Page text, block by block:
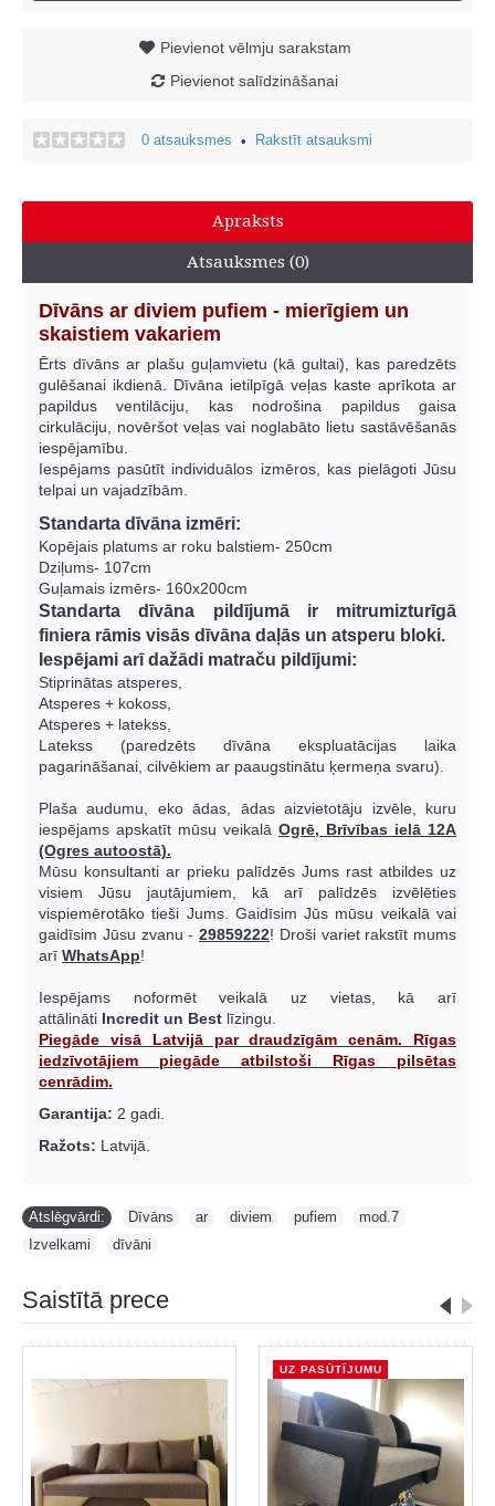
Pievienot vēlmju sarakstam
Pievienot salīdzināšanai
0 atsauksmes • Rakstīt atsauksmi
Apraksts
Atsauksmes (0)
Dīvāns ar diviem pufiem - mierīgiem un
skaistiem vakariem
Ērts dīvāns ar plašu guļamvietu (kā gultai), kas paredzēts
gulēšanai ikdienā. Dīvāna ietilpīgā veļas kaste aprīkota ar
papildus ventilāciju, kas nodrošina papildus gaisa
cirkulāciju, novēršot veļas vai noglabāto lietu sastāvēšanās
iespējamību.
Iespējams pasūtīt individuālos izmēros, kas pielāgoti Jūsu
telpai un vajadzībām.
Standarta dīvāna izmēri:
Kopējais platums ar roku balstiem- 250cm
Dziļums- 107cm
Guļamais izmērs- 160x200cm
Standarta dīvāna pildījumā ir mitrumizturīgā
finiera rāmis visās dīvāna daļās un atsperu bloki.
Iespējami arī dažādi matraču pildījumi:
Stiprinātas atsperes,
Atsperes + kokoss,
Atsperes + latekss,
Latekss (paredzēts dīvāna ekspluatācijas laika
pagarināšanai, cilvēkiem ar paaugstinātu ķermeņa svaru).
Plaša audumu, eko ādas, ādas aizvietotāju izvēle, kuru
iespējams apskatīt mūsu veikalā Ogrē, Brīvības ielā 12A
(Ogres autoostā).
Mūsu konsultanti ar prieku palīdzēs Jums rast atbildes uz
visiem Jūsu jautājumiem, kā arī palīdzēs izvēlēties
vispiemērotāko tieši Jums. Gaidīsim Jūs mūsu veikalā vai
gaidīsim Jūsu zvanu - 29859222! Droši variet rakstīt mums
arī WhatsApp!
Iespējams noformēt veikalā uz vietas, kā arī
attālināti Incredit un Best līzingu.
Piegāde visā Latvijā par draudzīgām cenām. Rīgas
iedzīvotājiem piegāde atbilstoši Rīgas pilsētas
cenrādim.
Garantija: 2 gadi.
Ražots: Latvijā.
Atslēgvārdi: Dīvāns ar diviem pufiem mod.7
Izvelkami
dīvāni
Saistītā prece
UZ PASŪTĪJUMU